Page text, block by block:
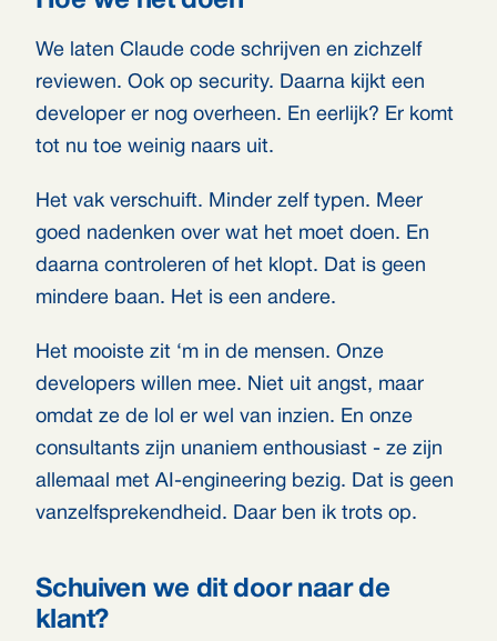
We laten Claude code schrijven en zichzelf
reviewen. Ook op security. Daarna kijkt een
developer er nog overheen. En eerlijk? Er komt
tot nu toe weinig naars uit.
Het vak verschuift. Minder zelf typen. Meer
goed nadenken over wat het moet doen. En
daarna controleren of het klopt. Dat is geen
mindere baan. Het is een andere.
Het mooiste zit ‘m in de mensen. Onze
developers willen mee. Niet uit angst, maar
omdat ze de lol er wel van inzien. En onze
consultants zijn unaniem enthousiast - ze zijn
allemaal met AI-engineering bezig. Dat is geen
vanzelfsprekendheid. Daar ben ik trots op.
Schuiven we dit door naar de
klant?